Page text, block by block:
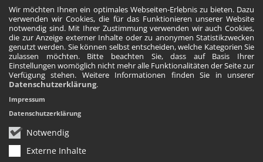
Wir möchten Ihnen ein optimales Webseiten-Erlebnis zu bieten. Dazu
verwenden wir Cookies, die für das Funktionieren unserer Website
notwendig sind. Mit Ihrer Zustimmung verwenden wir auch Cookies,
die zur Anzeige externer Inhalte oder zu anonymen Statistikzwecken
genutzt werden. Sie können selbst entscheiden, welche Kategorien Sie
zulassen möchten. Bitte beachten Sie, dass auf Basis Ihrer
Einstellungen womöglich nicht mehr alle Funktionalitäten der Seite zur
Verfügung stehen. Weitere Informationen finden Sie in unserer
Datenschutzerklärung.
Notwendig
Externe Inhalte
Impressum
Datenschutzerklärung